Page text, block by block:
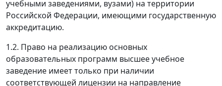
учебными заведениями, вузами) на территории
Российской Федерации, имеющими государственную
аккредитацию.
1.2. Право на реализацию основных
образовательных программ высшее учебное
заведение имеет только при наличии
соответствующей лицензии на направление